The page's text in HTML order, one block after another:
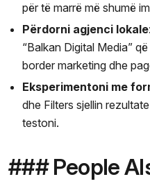
për të marrë më shumë
Përdorni agjenci lokale
“Balkan Digital Media”
border marketing dhe
Eksperimentoni me
dhe Filters sjellin
testoni.
### People